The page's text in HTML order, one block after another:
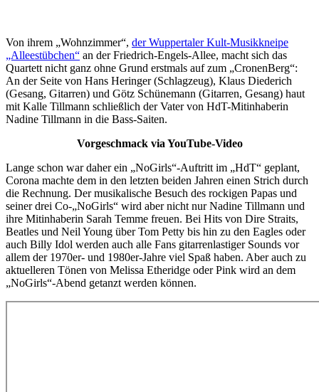
Von ihrem „Wohnzimmer“, der Wuppertaler Kult-Musikkneipe
„Alleestübchen“ an der Friedrich-Engels-Allee, macht sich das
Quartett nicht ganz ohne Grund erstmals auf zum „CronenBerg“:
An der Seite von Hans Heringer (Schlagzeug), Klaus Diederich
(Gesang, Gitarren) und Götz Schünemann (Gitarren, Gesang) haut
mit Kalle Tillmann schließlich der Vater von HdT-Mitinhaberin
Nadine Tillmann in die Bass-Saiten.
Vorgeschmack via YouTube-Video
Lange schon war daher ein „NoGirls“-Auftritt im „HdT“ geplant,
Corona machte dem in den letzten beiden Jahren einen Strich durch
die Rechnung. Der musikalische Besuch des rockigen Papas und
seiner drei Co-„NoGirls“ wird aber nicht nur Nadine Tillmann und
ihre Mitinhaberin Sarah Temme freuen. Bei Hits von Dire Straits,
Beatles und Neil Young über Tom Petty bis hin zu den Eagles oder
auch Billy Idol werden auch alle Fans gitarrenlastiger Sounds vor
allem der 1970er- und 1980er-Jahre viel Spaß haben. Aber auch zu
aktuelleren Tönen von Melissa Etheridge oder Pink wird an dem
„NoGirls“-Abend getanzt werden können.